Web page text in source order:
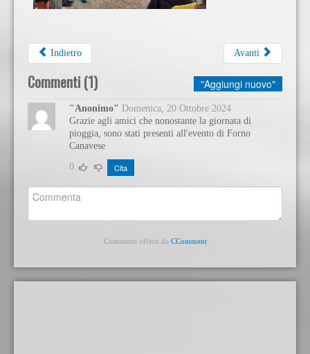
Indietro Avanti
Commenti (1) "Aggiungi nuovo"
"Anonimo" Domenica, 20 Ottobre 2024
Grazie agli amici che nonostante la giornata di
pioggia, sono stati presenti all'evento di Forno
Canavese
0 Cita
Commenti offerti da CComment